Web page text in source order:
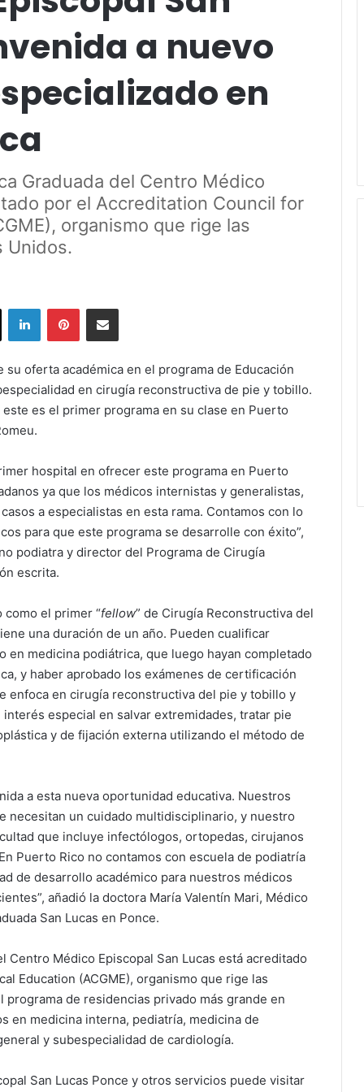
a nuevo
en
Graduada del Centro Médico
por el Accreditation Council for
organismo que rige las
Unidos.
X LinkedInPinterestShare via Email
oferta académica en el programa de Educación
en cirugía reconstructiva de pie y tobillo.
es el primer programa en su clase en Puerto
hospital en ofrecer este programa en Puerto
ya que los médicos internistas y generalistas,
a especialistas en esta rama. Contamos con lo
para que este programa se desarrolle con éxito”,
podiatra y director del Programa de Cirugía
escrita.
el primer “fellow” de Cirugía Reconstructiva del
una duración de un año. Pueden cualificar
en medicina podiátrica, que luego hayan completado
y haber aprobado los exámenes de certificación
enfoca en cirugía reconstructiva del pie y tobillo y
especial en salvar extremidades, tratar pie
y de fijación externa utilizando el método de
a esta nueva oportunidad educativa. Nuestros
necesitan un cuidado multidisciplinario, y nuestro
que incluye infectólogos, ortopedas, cirujanos
Puerto Rico no contamos con escuela de podiatría
de desarrollo académico para nuestros médicos
añadió la doctora María Valentín Mari, Médico
San Lucas en Ponce.
Centro Médico Episcopal San Lucas está acreditado
Educa­tion (ACGME), organismo que rige las
de residencias privado más grande en
en medicina interna, pediatría, medicina de
y subespecialidad de cardiología.
San Lucas Ponce y otros servicios puede visitar